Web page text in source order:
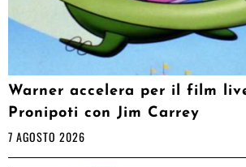
Warner accelera per il film
Pronipoti con Jim Carrey
7 AGOSTO 2026